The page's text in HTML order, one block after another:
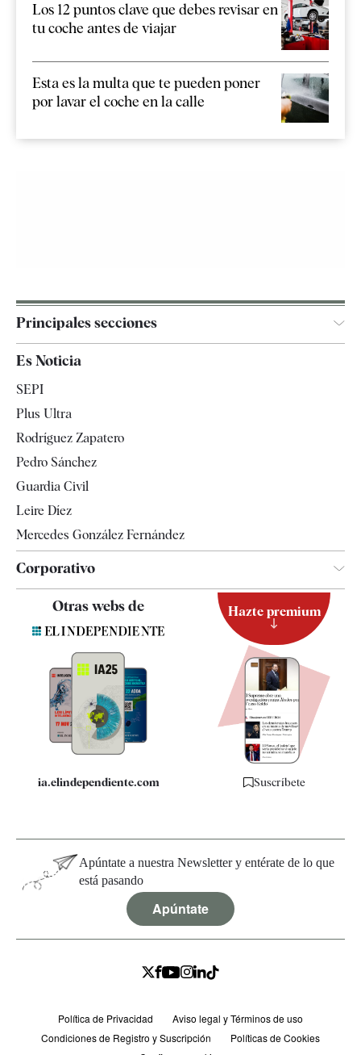
Los 12 puntos clave que debes revisar en
tu coche antes de viajar
Esta es la multa que te pueden poner
por lavar el coche en la calle
Principales secciones
España
Televisión
Es Noticia
SEPI
Plus Ultra
Rodríguez Zapatero
Pedro Sánchez
Guardia Civil
Leire Díez
Mercedes González Fernández
Corporativo
Contacto
Quiénes somos
Especificaciones
Otras webs de
ia.elindependiente.com
Hazte premium
Suscríbete
Apúntate a nuestra Newsletter y entérate de lo que
está pasando
Apúntate
Política de Privacidad
Aviso legal y Términos de uso
Condiciones de Registro y Suscripción
Políticas de Cookies